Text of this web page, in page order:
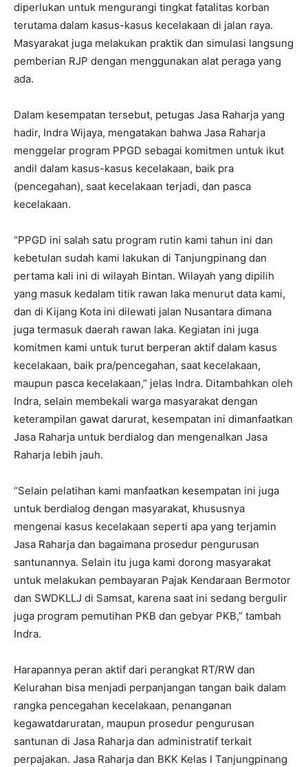
diperlukan untuk mengurangi tingkat fatalitas korban
terutama dalam kasus-kasus kecelakaan di jalan raya.
Masyarakat juga melakukan praktik dan simulasi langsung
pemberian RJP dengan menggunakan alat peraga yang
ada.
Dalam kesempatan tersebut, petugas Jasa Raharja yang
hadir, Indra Wijaya, mengatakan bahwa Jasa Raharja
menggelar program PPGD sebagai komitmen untuk ikut
andil dalam kasus-kasus kecelakaan, baik pra
(pencegahan), saat kecelakaan terjadi, dan pasca
kecelakaan.
“PPGD ini salah satu program rutin kami tahun ini dan
kebetulan sudah kami lakukan di Tanjungpinang dan
pertama kali ini di wilayah Bintan. Wilayah yang dipilih
yang masuk kedalam titik rawan laka menurut data kami,
dan di Kijang Kota ini dilewati jalan Nusantara dimana
juga termasuk daerah rawan laka. Kegiatan ini juga
komitmen kami untuk turut berperan aktif dalam kasus
kecelakaan, baik pra/pencegahan, saat kecelakaan,
maupun pasca kecelakaan,” jelas Indra. Ditambahkan oleh
Indra, selain membekali warga masyarakat dengan
keterampilan gawat darurat, kesempatan ini dimanfaatkan
Jasa Raharja untuk berdialog dan mengenalkan Jasa
Raharja lebih jauh.
“Selain pelatihan kami manfaatkan kesempatan ini juga
untuk berdialog dengan masyarakat, khususnya
mengenai kasus kecelakaan seperti apa yang terjamin
Jasa Raharja dan bagaimana prosedur pengurusan
santunannya. Selain itu juga kami dorong masyarakat
untuk melakukan pembayaran Pajak Kendaraan Bermotor
dan SWDKLLJ di Samsat, karena saat ini sedang bergulir
juga program pemutihan PKB dan gebyar PKB,” tambah
Indra.
Harapannya peran aktif dari perangkat RT/RW dan
Kelurahan bisa menjadi perpanjangan tangan baik dalam
rangka pencegahan kecelakaan, penanganan
kegawatdaruratan, maupun prosedur pengurusan
santunan di Jasa Raharja dan administratif terkait
perpajakan. Jasa Raharja dan BKK Kelas I Tanjungpinang